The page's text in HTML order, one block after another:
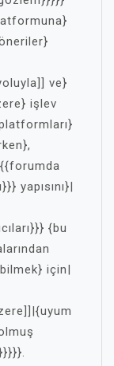
ve}
işlev
yapısını}|
{bu
için|